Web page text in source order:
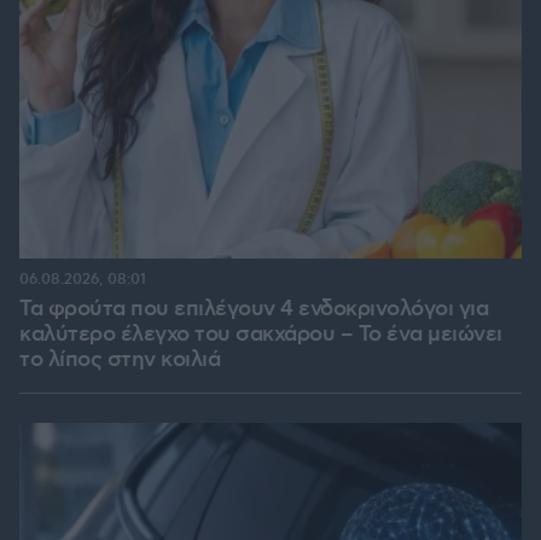
Τα φρούτα που επιλέγουν 4 ενδοκρινολόγοι για
καλύτερο έλεγχο του σακχάρου – Το ένα μειώνει
το λίπος στην κοιλιά
06.08.2026, 08:01